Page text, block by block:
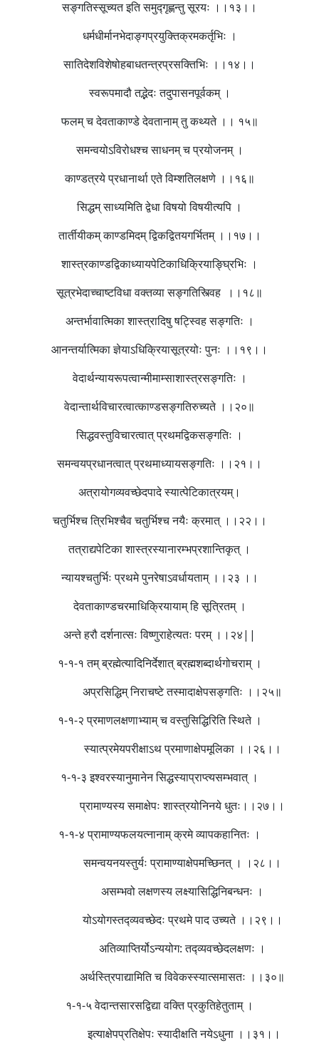
सङ्गतिस्सूच्यत इति समुद्गृह्णन्तु सूरयः ।।१३।।
धर्मधीर्मानभेदाङ्गप्रयुक्तिक्रमकर्तृभिः ।
सातिदेशविशेषोहबाधतन्त्रप्रसक्तिभिः ।।१४।।
स्वरूपमादौ तद्भेदः तदुपासनपूर्वकम् ।
फलम् च देवताकाण्डे देवतानाम् तु कथ्यते ।। १५॥
समन्वयोऽविरोधश्च साधनम् च प्रयोजनम् ।
काण्डत्रये प्रधानार्था एते विम्शतिलक्षणे ।।१६॥
सिद्धम् साध्यमिति द्वेधा विषयो विषयीत्यपि ।
तार्तीयीकम् काण्डमिदम् द्विकद्वितयगर्भितम् ।।१७।।
शास्त्रकाण्डद्विकाध्यायपेटिकाधिक्रियाङ्घ्रिभिः ।
सूत्रभेदाच्चाष्टविधा वक्तव्या सङ्गतिस्त्विह ।।१८॥
अन्तर्भावात्मिका शास्त्रादिषु षट्स्विह सङ्गतिः ।
आनन्तर्यात्मिका ज्ञेयाऽधिक्रियासूत्रयोः पुनः ।।१९।।
वेदार्थन्यायरूपत्वान्मीमाम्साशास्त्रसङ्गतिः ।
वेदान्तार्थविचारत्वात्काण्डसङ्गतिरुच्यते ।।२०॥
सिद्धवस्तुविचारत्वात् प्रथमद्विकसङ्गतिः ।
समन्वयप्रधानत्वात् प्रथमाध्यायसङ्गतिः ।।२१।।
अत्रायोगव्यवच्छेदपादे स्यात्पेटिकात्रयम्।
चतुर्भिश्च त्रिभिश्चैव चतुर्भिश्च नयैः क्रमात् ।।२२।।
तत्राद्यपेटिका शास्त्रस्यानारम्भप्रशान्तिकृत् ।
न्यायश्चतुर्भिः प्रथमे पुनरेषाऽवर्धायताम् ।।२३ ।।
देवताकाण्डचरमाधिक्रियायाम् हि सूत्रितम् ।
अन्ते हरौ दर्शनात्सः विष्णुराहेत्यतः परम् ।।२४||
१-१-१ तम् ब्रह्मेत्यादिनिर्देशात् ब्रह्मशब्दार्थगोचराम् ।
अप्रसिद्धिम् निराचष्टे तस्मादाक्षेपसङ्गतिः ।।२५॥
१-१-२ प्रमाणलक्षणाभ्याम् च वस्तुसिद्धिरिति स्थिते ।
स्यात्प्रमेयपरीक्षाऽथ प्रमाणाक्षेपमूलिका ।।२६।।
१-१-३ इश्वरस्यानुमानेन सिद्धस्याप्राप्त्यसम्भवात् ।
प्रामाण्यस्य समाक्षेपः शास्त्रयोनिनये धुतः।।२७।।
१-१-४ प्रामाण्यफलयत्नानाम् क्रमे व्यापकहानितः ।
समन्वयनयस्तुर्यः प्रामाण्याक्षेपमच्छिनत् । ।२८।।
असम्भवो लक्षणस्य लक्ष्यासिद्धिनिबन्धनः ।
योऽयोगस्तद्व्यवच्छेदः प्रथमे पाद उच्यते ।।२९।।
अतिव्याप्तिर्योऽन्ययोग: तद्व्यवच्छेदलक्षणः ।
अर्थस्त्रिपाद्यामिति च विवेकस्स्यात्समासतः ।।३०॥
१-१-५ वेदान्तसारसद्विद्या वक्ति प्रकुतिहेतुताम् ।
इत्याक्षेपप्रतिक्षेपः स्यादीक्षति नयेऽधुना ।।३१।।